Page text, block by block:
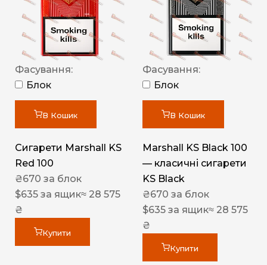
Фасування:
Блок
В Кошик
Сигарети Marshall KS
Red 100
₴670 за блок
$635 за ящик≈ 28 575
₴
Купити
Фасування:
Блок
В Кошик
Marshall KS Black 100
— класичні сигарети
KS Black
₴670 за блок
$635 за ящик≈ 28 575
₴
Купити